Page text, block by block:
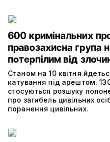
600 кримінальних
правозахисна група
потерпілим від
Станом на 10 квітня
катування під арештом.
стосуються розшуку
про загибель цивільних
поранення цивільних.